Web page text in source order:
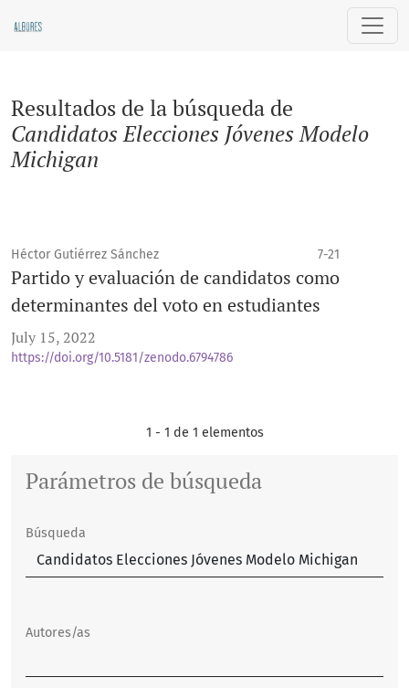
Resultados de la búsqueda de
Candidatos Elecciones Jóvenes Modelo
Michigan
Héctor Gutiérrez Sánchez 7-21
Partido y evaluación de candidatos como
determinantes del voto en estudiantes
July 15, 2022
https://doi.org/10.5181/zenodo.6794786
1 - 1 de 1 elementos
Parámetros de búsqueda
Búsqueda
Autores/as